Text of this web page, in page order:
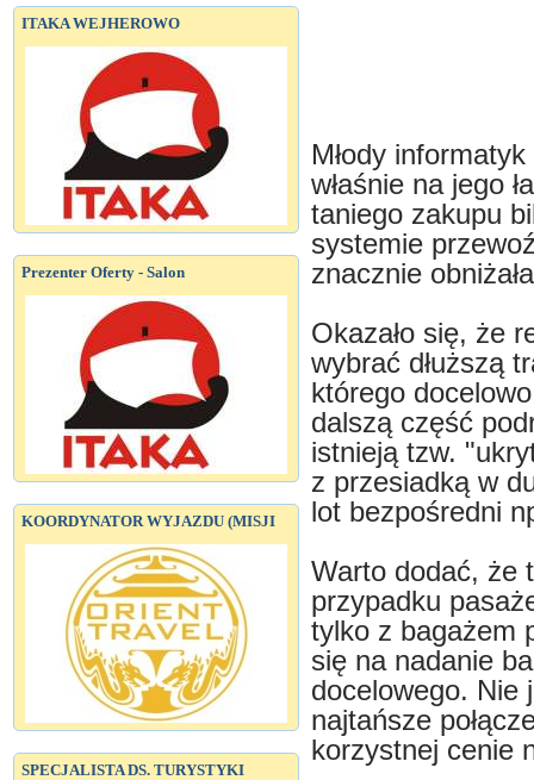
ITAKA WEJHEROWO
Prezenter Oferty - Salon
KOORDYNATOR WYJAZDU (MISJI
SPECJALISTA DS. TURYSTYKI
Młody
właśnie na jego
taniego zakupu
systemie
znacznie
Okazało się, że
wybrać dłuższą
którego
dalszą część
istnieją tzw.
z przesiadką w
lot bezpośredni
Warto dodać, że
przypadku
tylko z bagażem
się na nadanie
docelowego. Nie
najtańsze
korzystnej cenie